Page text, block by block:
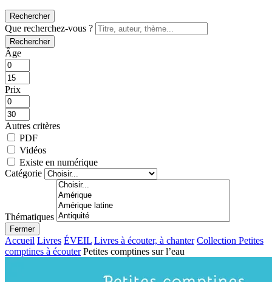
Rechercher
Que recherchez-vous ?
Rechercher
Âge
Prix
Autres critères
PDF
Vidéos
Existe en numérique
Catégorie
Thématiques
Fermer
Accueil Livres ÉVEIL Livres à écouter, à chanter Collection Petites
comptines à écouter Petites comptines sur l’eau